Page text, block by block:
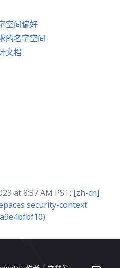
空间偏好
的名字空间
文档
at 8:37 AM PST: [zh-cn]
security-context